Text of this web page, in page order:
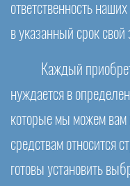
ответственность
в указанный срок свой
Каждый
нуждается в
которые мы можем
средствам относится
готовы установить